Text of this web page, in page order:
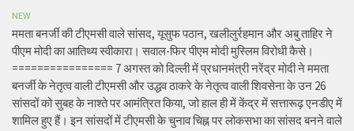
NEW
ममता बनर्जी की टीएमसी वाले सांसद, यूसुफ पठान, खलीलुर्रहमान और अबु ताहिर ने
पीएम मोदी का आतिथ्य स्वीकारा। सवाल-फिर पीएम मोदी मुस्लिम विरोधी कैसे।
================ 7 अगस्त को दिल्ली में प्रधानमंत्री नरेंद्र मोदी ने ममता
बनर्जी के नेतृत्व वाली टीएमसी और उद्धव ठाकरे के नेतृत्व वाली शिवसेना के उन 26
सांसदों को सुबह के नाश्ते पर आमंत्रित किया, जो हाल ही में केंद्र में सत्तारूढ़ एनडीए में
शामिल हुए हैं। इन सांसदों में टीएमसी के चुनाव चिह्न पर लोकसभा का सांसद बनने वाले